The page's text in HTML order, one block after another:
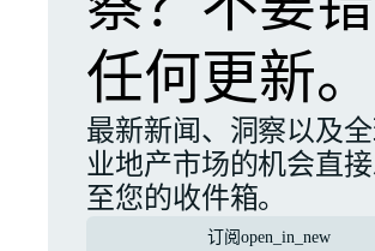
任何更新。
最新新闻、洞察以及
业地产市场的机会直
至您的收件箱。
订阅open_in_new